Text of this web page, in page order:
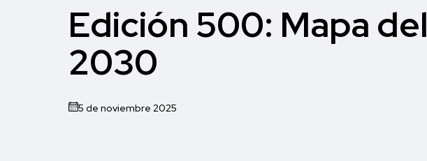
Edición 500: Mapa del
2030
5 de noviembre 2025